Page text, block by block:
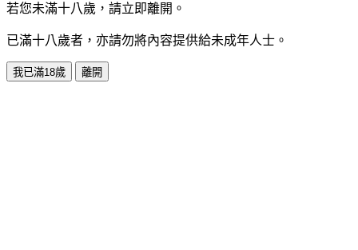
若您未滿十八歲，請立即離開。
已滿十八歲者，亦請勿將內容提供給未成年人士。
我已滿18歲 離開